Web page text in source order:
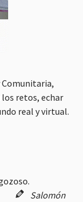
Comunitaria,
los retos, echar
real y virtual.
Salomón